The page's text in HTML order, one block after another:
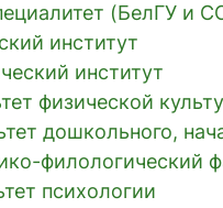
(БелГУ и
институт
институт
физической
дошкольного,
филологический
психологии